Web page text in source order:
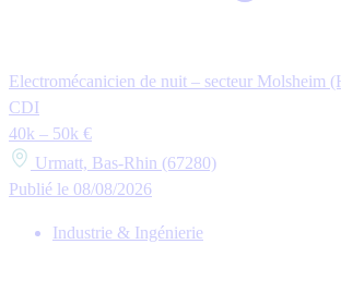
Electromécanicien de nuit – secteur Molsheim
CDI
40k – 50k €
Urmatt, Bas-Rhin (67280)
Publié le 08/08/2026
Industrie & Ingénierie